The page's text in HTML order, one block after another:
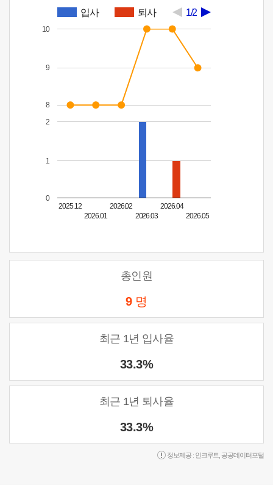
입사 퇴사 1/2
2025.12
2026.01
2026.02
2026.03
2026.04
2026.05
0
1
2
8
9
10
총인원
9 명
최근 1년 입사율
33.3%
최근 1년 퇴사율
33.3%
정보제공 : 인크루트 공공데이터포털